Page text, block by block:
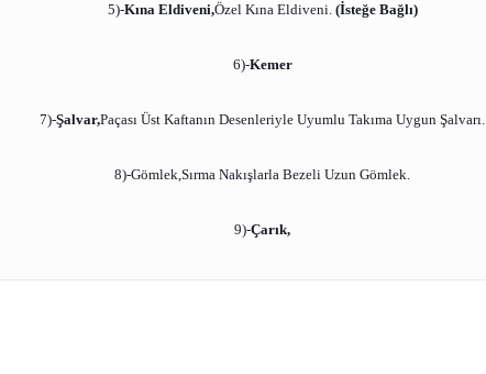
5)-Kına Eldiveni,Özel Kına Eldiveni. (İsteğe Bağlı)
6)-Kemer
7)-Şalvar,Paçası Üst Kaftanın Desenleriyle Uyumlu Takıma Uygun Şalvarı.
8)-Gömlek,Sırma Nakışlarla Bezeli Uzun Gömlek.
9)-Çarık,